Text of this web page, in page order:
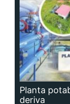
Planta
deriva